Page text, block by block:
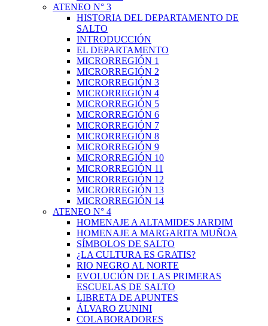
ATENEO N° 3
HISTORIA DEL DEPARTAMENTO DE
SALTO
INTRODUCCIÓN
EL DEPARTAMENTO
MICRORREGIÓN 1
MICRORREGIÓN 2
MICRORREGIÓN 3
MICRORREGIÓN 4
MICRORREGIÓN 5
MICRORREGIÓN 6
MICRORREGIÓN 7
MICRORREGIÓN 8
MICRORREGIÓN 9
MICRORREGIÓN 10
MICRORREGIÓN 11
MICRORREGIÓN 12
MICRORREGIÓN 13
MICRORREGIÓN 14
ATENEO N° 4
HOMENAJE A ALTAMIDES JARDIM
HOMENAJE A MARGARITA MUÑOA
SÍMBOLOS DE SALTO
¿LA CULTURA ES GRATIS?
RIO NEGRO AL NORTE
EVOLUCIÓN DE LAS PRIMERAS
ESCUELAS DE SALTO
LIBRETA DE APUNTES
ÁLVARO ZUNINI
COLABORADORES